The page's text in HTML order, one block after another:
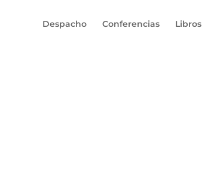
Despacho Conferencias Libros